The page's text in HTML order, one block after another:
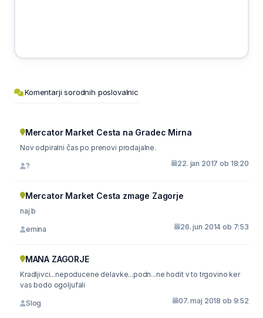
Komentarji sorodnih poslovalnic
Mercator Market Cesta na Gradec Mirna
Nov odpiralni čas po prenovi prodajalne.
? 22. jan 2017 ob 18:20
Mercator Market Cesta zmage Zagorje
naj b
emina 26. jun 2014 ob 7:53
MANA ZAGORJE
Kradljivci...nepoducene delavke...podn...ne hodit v to trgovino ker
vas bodo ogoljufali
Slog 07. maj 2018 ob 9:52